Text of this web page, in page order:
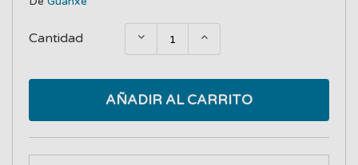
Cantidad
AÑADIR AL CARRITO